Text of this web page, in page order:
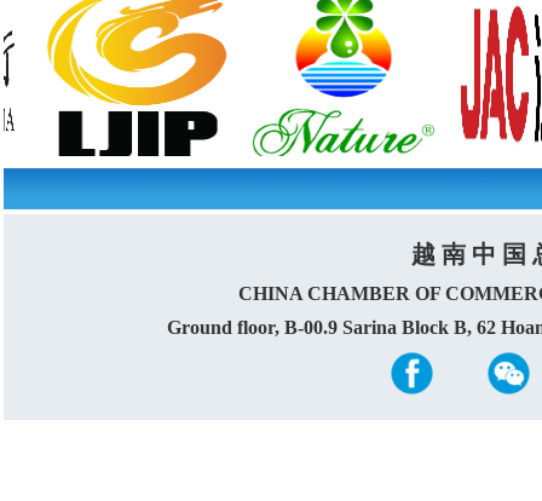
越 南 中 国
CHINA CHAMBER OF
Ground floor, B-00.9 Sarina Block B, 62